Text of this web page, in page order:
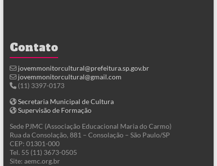
Contato
jovemmonitorcultural@prefeitura.sp.gov.br
jovemmonitorcultural@gmail.com
(11) 3397-0173
Secretaria Municipal de Cultura
Supervisão de Formação
Sede PJMC (Associação Educacional Maria do Carmo)
Rua da Consolação, 881 – Consolação – São Paulo/SP
CEP: 01301-000
Tel. 55 (11) 3673-0505
Site: aemc.org.br